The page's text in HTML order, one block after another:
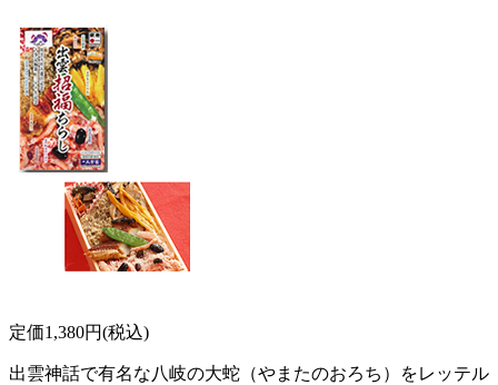
定価1,380円(税込)
出雲神話で有名な八岐の大蛇（やまたのおろち）をレッテル